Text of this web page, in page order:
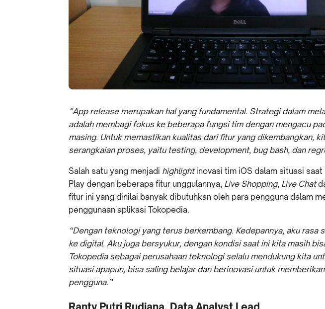
“App release merupakan hal yang fundamental. Strategi dalam
adalah membagi fokus ke beberapa fungsi tim dengan mengacu
masing. Untuk memastikan kualitas dari fitur yang dikembangkan,
serangkaian proses, yaitu testing, development, bug bash, dan
Salah satu yang menjadi highlightinovasi tim iOS dalam situasi
Play dengan beberapa fitur unggulannya, Live Shopping, Live Chat
fitur ini yang dinilai banyak dibutuhkan oleh para pengguna dalam
penggunaan aplikasi Tokopedia.
“Dengan teknologi yang terus berkembang. Kedepannya, aku rasa
ke digital. Aku juga bersyukur, dengan kondisi saat ini kita masih
Tokopedia sebagai perusahaan teknologi selalu mendukung kita
situasi apapun, bisa saling belajar dan berinovasi untuk
pengguna.”